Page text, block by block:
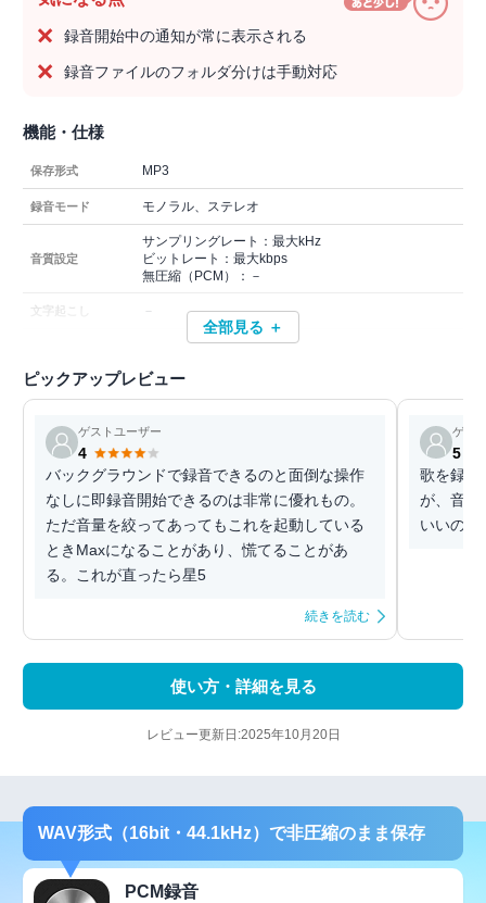
録音開始中の通知が常に表示される
録音ファイルのフォルダ分けは手動対応
機能・仕様
保存形式 MP3
録音モード モノラル、ステレオ
音質設定
サンプリングレート：最大kHz
ビットレート：最大kbps
無圧縮（PCM）：－
文字起こし －
全部見る ＋
ピックアップレビュー
ゲストユーザー
4
バックグラウンドで録音できるのと面倒な操作
なしに即録音開始できるのは非常に優れもの。
ただ音量を絞ってあってもこれを起動している
ときMaxになることがあり、慌てることがあ
る。これが直ったら星5
続きを読む
ゲス
5
歌を録音
が、音質
いいので
使い方・詳細を見る
レビュー更新日:2025年10月20日
WAV形式（16bit・44.1kHz）で非圧縮のまま保存
PCM録音